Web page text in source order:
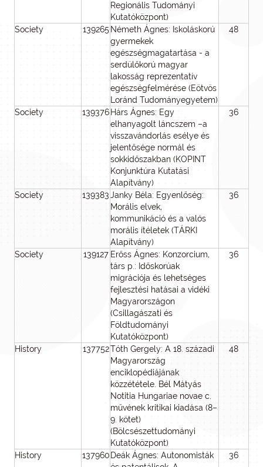
Regionális Tudományi
Kutatóközpont)
Society 139265 Németh Ágnes: Iskoláskorú
gyermekek
egészségmagatartása - a
serdülőkorú magyar
lakosság reprezentatív
egészségfelmérése (Eötvös
Loránd Tudományegyetem)
48
Society 139376 Hárs Ágnes: Egy
elhanyagolt láncszem –a
visszavándorlás esélye és
jelentősége normál és
sokkidőszakban (KOPINT
Konjunktúra Kutatási
Alapítvány)
36
Society 139383Janky Béla: Egyenlőség:
Morális elvek,
kommunikáció és a valós
morális ítéletek (TÁRKI
Alapítvány)
36
Society 139127 Erőss Ágnes: Konzorcium,
társ p.: Időskorúak
migrációja és lehetséges
fejlesztési hatásai a vidéki
Magyarországon
(Csillagászati és
Földtudományi
Kutatóközpont)
36
History 137752Tóth Gergely: A 18. századi
Magyarország
enciklopédiájának
közzététele. Bél Mátyás
Notitia Hungariae novae c.
művének kritikai kiadása (8–
9. kötet)
(Bölcsészettudományi
Kutatóközpont)
48
History 137960 Deák Ágnes: Autonomisták
36